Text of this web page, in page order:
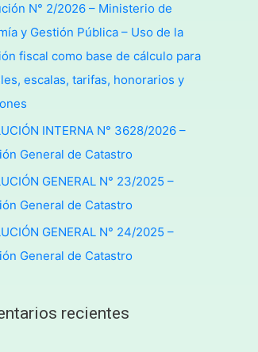
N° 2/2026 – Ministerio de
y Gestión Pública – Uso de la
fiscal como base de cálculo para
escalas, tarifas, honorarios y
INTERNA N° 3628/2026 –
General de Catastro
GENERAL N° 23/2025 –
General de Catastro
GENERAL N° 24/2025 –
General de Catastro
recientes